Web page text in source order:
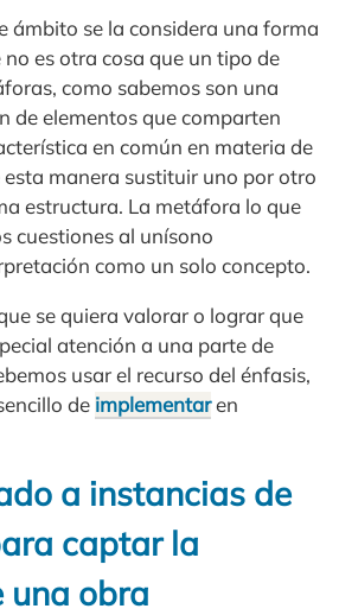
ámbito se la considera una forma
es otra cosa que un tipo de
como sabemos son una
de elementos que comparten
en común en materia de
manera sustituir uno por otro
estructura. La metáfora lo que
cuestiones al unísono
como un solo concepto.
se quiera valorar o lograr que
atención a una parte de
usar el recurso del énfasis,
de implementaren
a instancias de
captar la
una obra